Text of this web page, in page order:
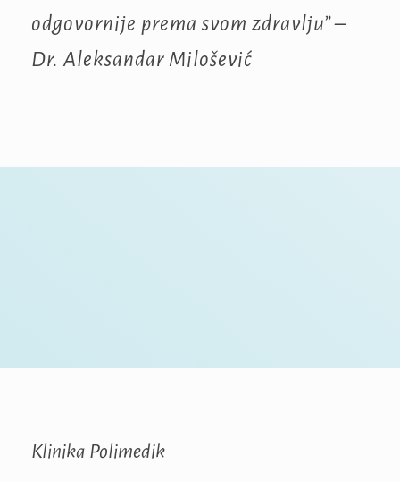
odgovornije prema svom zdravlju” –
Dr. Aleksandar Milošević
Klinika Polimedik